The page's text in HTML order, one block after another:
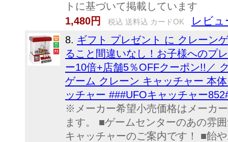
トに基づいて掲載しています
1,480円
税込 送料込 カードOK レビュ
8. ギフト プレゼント に クレーン
ること間違いなし！お子様へのプ
ー10倍+店舗5％OFFクーポン!!／
ゲーム クレーン キャッチャー 本
ッチャー ###UFOキャッチャー
※メーカー希望小売価格はメーカ
ます。 ■ゲームセンターのあの雰
キャッチャーのご案内です！ ■飴